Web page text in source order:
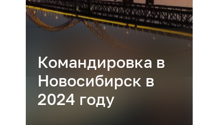
Командировка в
Новосибирск в
2024 году